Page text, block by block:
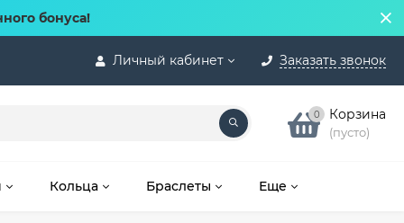
бонуса!
Личный кабинет Заказать звонок
0 Корзина
(пусто)
Кольца Браслеты Еще